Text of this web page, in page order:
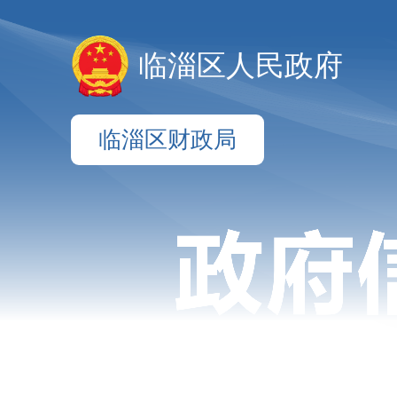
临淄区人民政府
临淄区财政局